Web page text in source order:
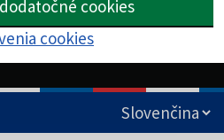
cookies
cookies